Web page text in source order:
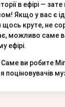
в ефірі —
Якщо у вас є
щось круте, не
можливо саме
ефірі.
ви робите